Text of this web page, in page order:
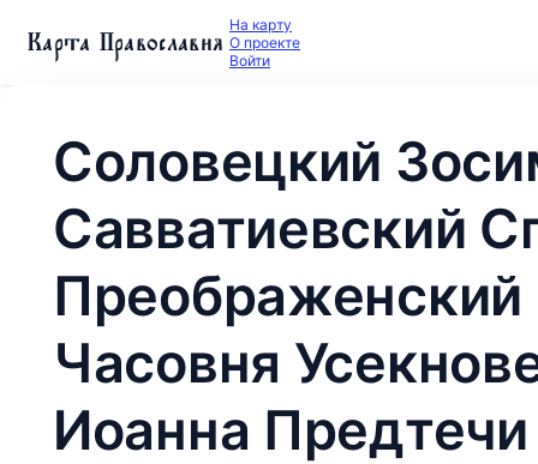
Карта Православия На карту
О проекте
Войти
Соловецкий
Савватиевский
Часовня
Иоанна